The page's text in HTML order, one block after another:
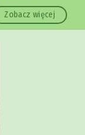
Zobacz więcej